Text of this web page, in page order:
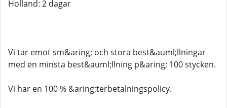
Holland: 2 dagar
Vi tar emot sm&aring; och stora best&auml;llningar
med en minsta best&auml;llning p&aring; 100 stycken.
Vi har en 100 % &aring;terbetalningspolicy.